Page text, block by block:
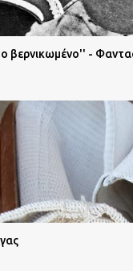
βερνικωμένο'' -